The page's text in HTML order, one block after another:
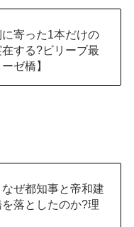
に寄った1本だけの
する?ビリーブ最
ゼ橋】
なぜ都知事と帝和建
落としたのか?理